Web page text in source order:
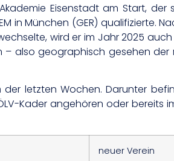
Eisenstadt am Start, der
in München (GER) qualifizierte.
wird er im Jahr 2025
also geographisch gesehen der
letzten Wochen. Darunter
Kader angehören oder bereits
neuer Verein